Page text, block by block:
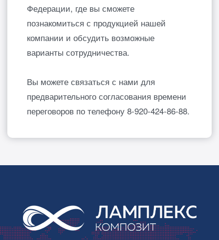
Федерации, где вы сможете
познакомиться с продукцией нашей
компании и обсудить возможные
варианты сотрудничества.
Вы можете связаться с нами для
предварительного согласования времени
переговоров по телефону 8-920-424-86-88.